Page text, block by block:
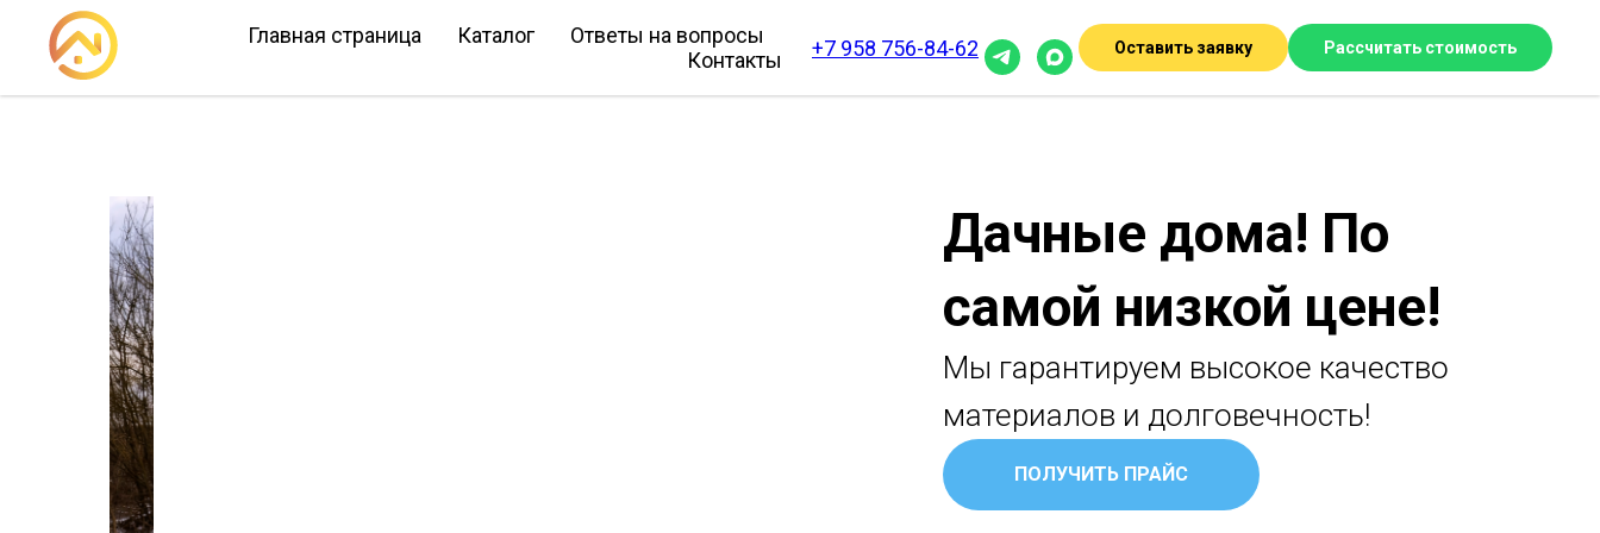
Главная страница Каталог
Ответы на вопросы
Контакты
+7 958 756-84-62 Оставить заявку Рассчитать стоимость
Дачные дома! По
самой низкой цене!
Мы гарантируем высокое качество
материалов и долговечность!
ПОЛУЧИТЬ ПРАЙС